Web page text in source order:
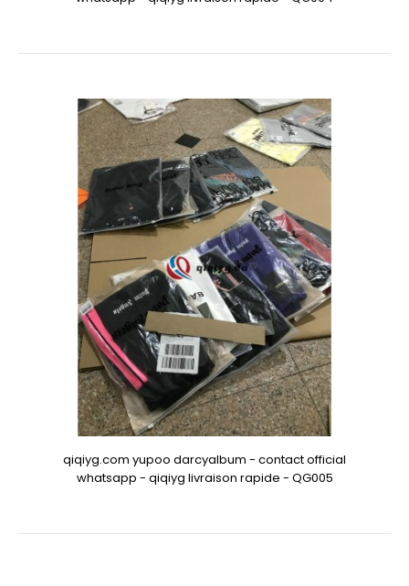
qiqiyg.com yupoo darcyalbum - contact official
whatsapp - qiqiyg livraison rapide - QG005